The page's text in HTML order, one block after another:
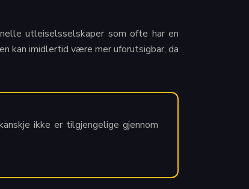
utleiselsselskaper som ofte har en
kan imidlertid være mer uforutsigbar, da
ikke er tilgjengelige gjennom